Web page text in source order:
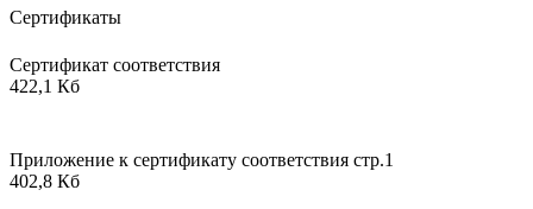
Сертификаты
Сертификат соответствия
422,1 Кб
Приложение к сертификату соответствия стр.1
402,8 Кб